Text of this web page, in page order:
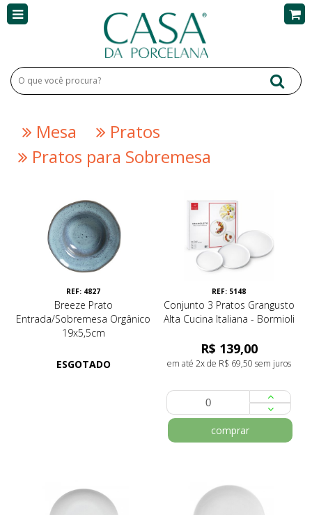
Mesa
Pratos
Pratos para Sobremesa
REF: 4827
Breeze Prato
Entrada/Sobremesa Orgânico
19x5,5cm
ESGOTADO
REF: 5148
Conjunto 3 Pratos Grangusto
Alta Cucina Italiana - Bormioli
R$ 139,00
em até 2x de R$ 69,50 sem juros
comprar